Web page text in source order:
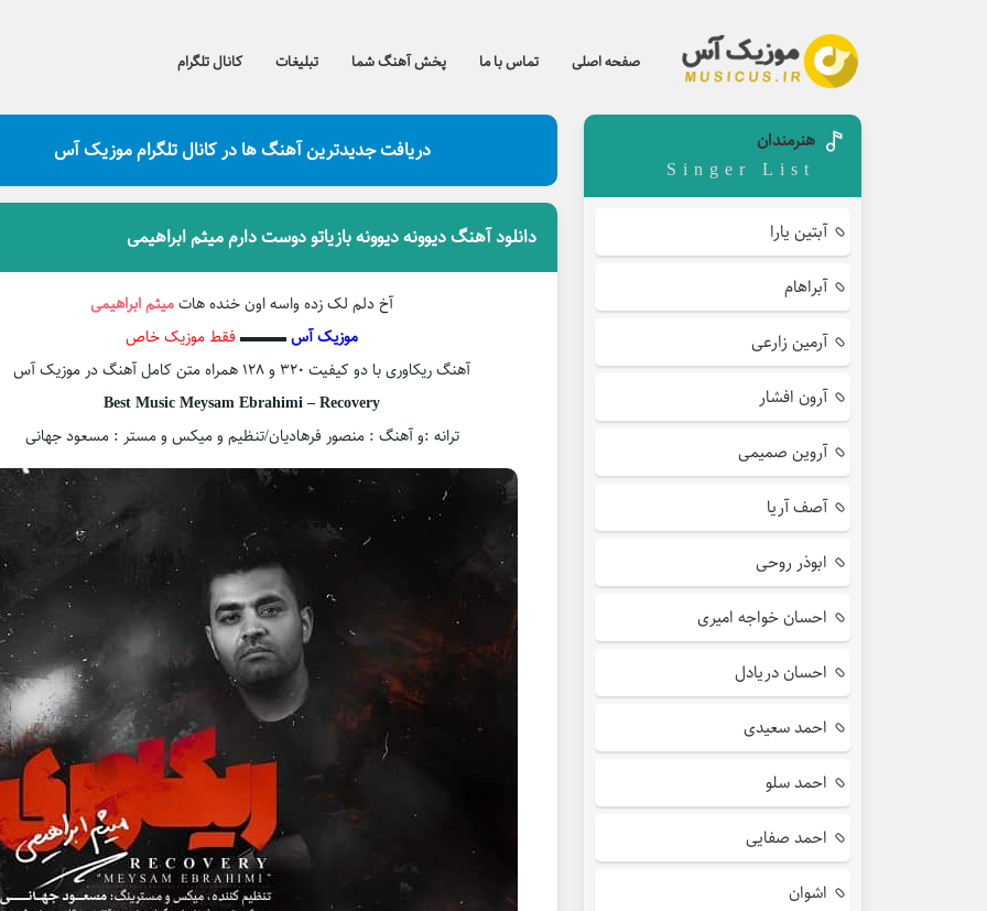
صفحه اصلی تماس با ما پخش آهنگ شما تبلیغات کانال تلگرام
دریافت جدیدترین آهنگ ها در کانال تلگرام موزیک آس
دانلود آهنگ دیوونه دیوونه بازیاتو دوست دارم میثم ابراهیمی
آخ دلم لک زده واسه اون خنده هاتمیثم ابراهیمی
موزیک آس▬▬▬ فقط موزیک خاص
آهنگ ریکاوری با دو کیفیت ۳۲۰ و ۱۲۸ همراه متن کامل آهنگ در موزیک آس
Best Music Meysam Ebrahimi – Recovery
ترانه :و آهنگ : منصور فرهادیان/تنظیم و میکس و مستر : مسعود جهانی
هنرمندان
Singer List
آبتین یارا
آبراهام
آرمین زارعی
آرون افشار
آروین صمیمی
آصف آریا
ابوذر روحی
احسان خواجه امیری
احسان دریادل
احمد سعیدی
احمد سلو
احمد صفایی
اشوان